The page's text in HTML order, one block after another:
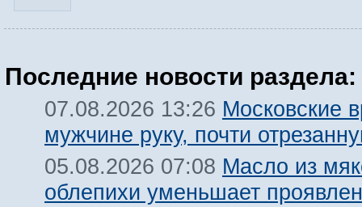
Последние новости раздела:
07.08.2026 13:26 Московские
мужчине руку, почти
05.08.2026 07:08 Масло из
облепихи уменьшает